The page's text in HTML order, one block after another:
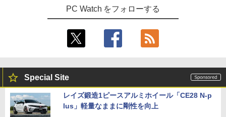
PC Watch をフォローする
Special Site
レイズ鍛造1ピースアルミホイール「CE28 N-p
lus」軽量なままに剛性を向上